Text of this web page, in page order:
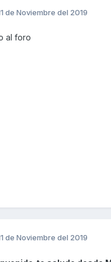
de Noviembre del 2019
al foro
de Noviembre del 2019